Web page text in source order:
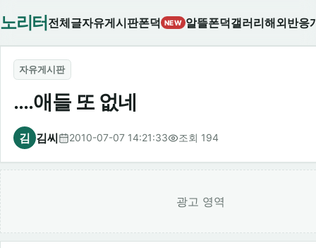
노리터 전체글자유게시판폰덕 NEW 알뜰폰덕갤러리해외반응
자유게시판
....애들 또 없네
김 김씨 2010-07-07 14:21:33 조회 194
광고 영역